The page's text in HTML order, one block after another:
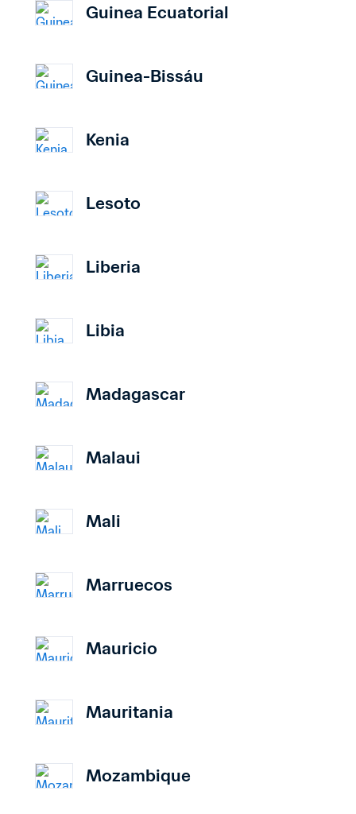
Guinea Ecuatorial
Guinea-Bissáu
Kenia
Lesoto
Liberia
Libia
Madagascar
Malaui
Mali
Marruecos
Mauricio
Mauritania
Mozambique